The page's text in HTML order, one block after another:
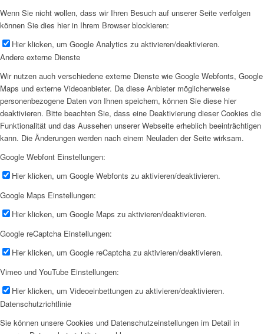
Wenn Sie nicht wollen, dass wir Ihren Besuch auf unserer Seite verfolgen
können Sie dies hier in Ihrem Browser blockieren:
Hier klicken, um Google Analytics zu aktivieren/deaktivieren.
Andere externe Dienste
Wir nutzen auch verschiedene externe Dienste wie Google Webfonts, Google
Maps und externe Videoanbieter. Da diese Anbieter möglicherweise
personenbezogene Daten von Ihnen speichern, können Sie diese hier
deaktivieren. Bitte beachten Sie, dass eine Deaktivierung dieser Cookies die
Funktionalität und das Aussehen unserer Webseite erheblich beeinträchtigen
kann. Die Änderungen werden nach einem Neuladen der Seite wirksam.
Google Webfont Einstellungen:
Hier klicken, um Google Webfonts zu aktivieren/deaktivieren.
Google Maps Einstellungen:
Hier klicken, um Google Maps zu aktivieren/deaktivieren.
Google reCaptcha Einstellungen:
Hier klicken, um Google reCaptcha zu aktivieren/deaktivieren.
Vimeo und YouTube Einstellungen:
Hier klicken, um Videoeinbettungen zu aktivieren/deaktivieren.
Datenschutzrichtlinie
Sie können unsere Cookies und Datenschutzeinstellungen im Detail in